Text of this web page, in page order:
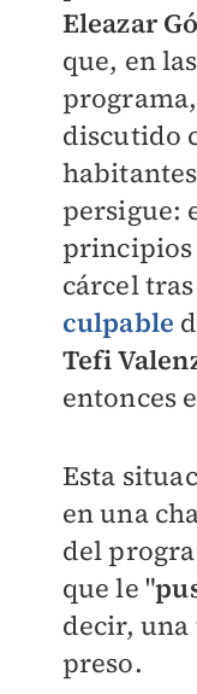
Eleazar
que, en
discutido
persigue:
principios
cárcel tras
culpable
Tefi
entonces
Esta
en una
del
que le "
decir,
preso.